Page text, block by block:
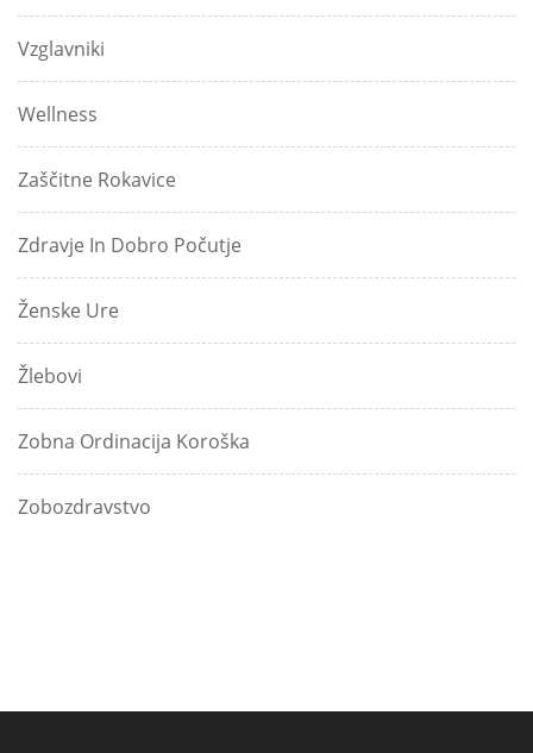
Vzglavniki
Wellness
Zaščitne Rokavice
Zdravje In Dobro Počutje
Ženske Ure
Žlebovi
Zobna Ordinacija Koroška
Zobozdravstvo